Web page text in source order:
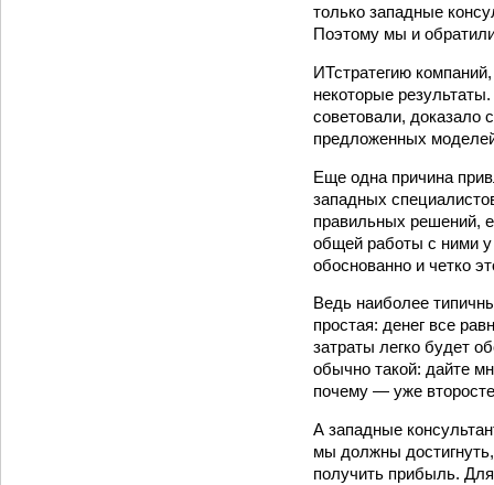
только западные
Поэтому мы и
ИТ­стратегию
некоторые
советовали, доказало
предложенных
Еще одна причина
западных
правильных решений,
общей работы с ними у
обоснованно и четко
Ведь наиболее
простая: денег все
затраты легко будет
обычно такой: дайте
почему — уже
А западные
мы должны
получить прибыль.